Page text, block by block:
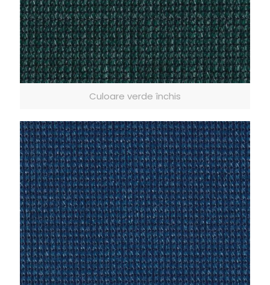
Culoare verde închis